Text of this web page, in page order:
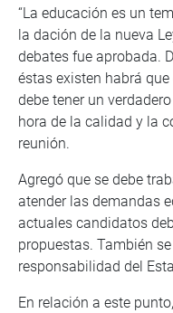
“La educación es un
la dación de la nueva
debates fue aprobada.
éstas existen habrá
debe tener un
hora de la calidad y la
reunión.
Agregó que se debe
atender las demandas
actuales candidatos
propuestas. También
responsabilidad del
En relación a este